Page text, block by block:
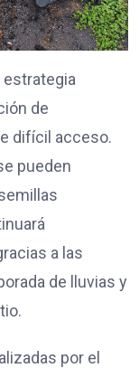
estrategia
de
difícil acceso.
pueden
a las
de lluvias y
por el